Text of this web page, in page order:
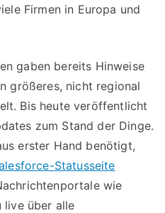
Firmen in Europa und
gaben bereits Hinweise
größeres, nicht regional
Bis heute veröffentlicht
zum Stand der Dinge.
erster Hand benötigt,
Statusseite
wie
live über alle